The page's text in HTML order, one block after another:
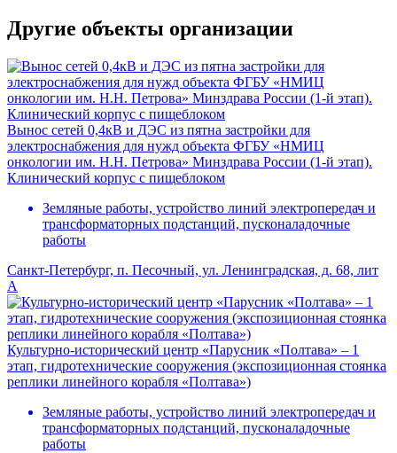
Другие объекты организации
Вынос сетей 0,4кВ и ДЭС из пятна застройки для
электроснабжения для нужд объекта ФГБУ «НМИЦ
онкологии им. Н.Н. Петрова» Минздрава России (1-й этап).
Клинический корпус с пищеблоком
Земляные работы, устройство линий электропередач и
трансформаторных подстанций, пусконаладочные
работы
Санкт-Петербург, п. Песочный, ул. Ленинградская, д. 68, лит
А
Культурно-исторический центр «Парусник «Полтава» – 1
этап, гидротехнические сооружения (экспозиционная стоянка
реплики линейного корабля «Полтава»)
Земляные работы, устройство линий электропередач и
трансформаторных подстанций, пусконаладочные
работы